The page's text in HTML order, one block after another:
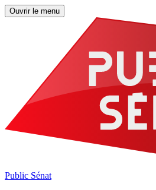
Ouvrir le menu
Public Sénat